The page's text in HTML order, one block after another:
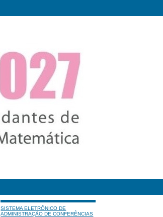
SISTEMA ELETRÔNICO DE
ADMINISTRAÇÃO DE CONFERÊNCIAS